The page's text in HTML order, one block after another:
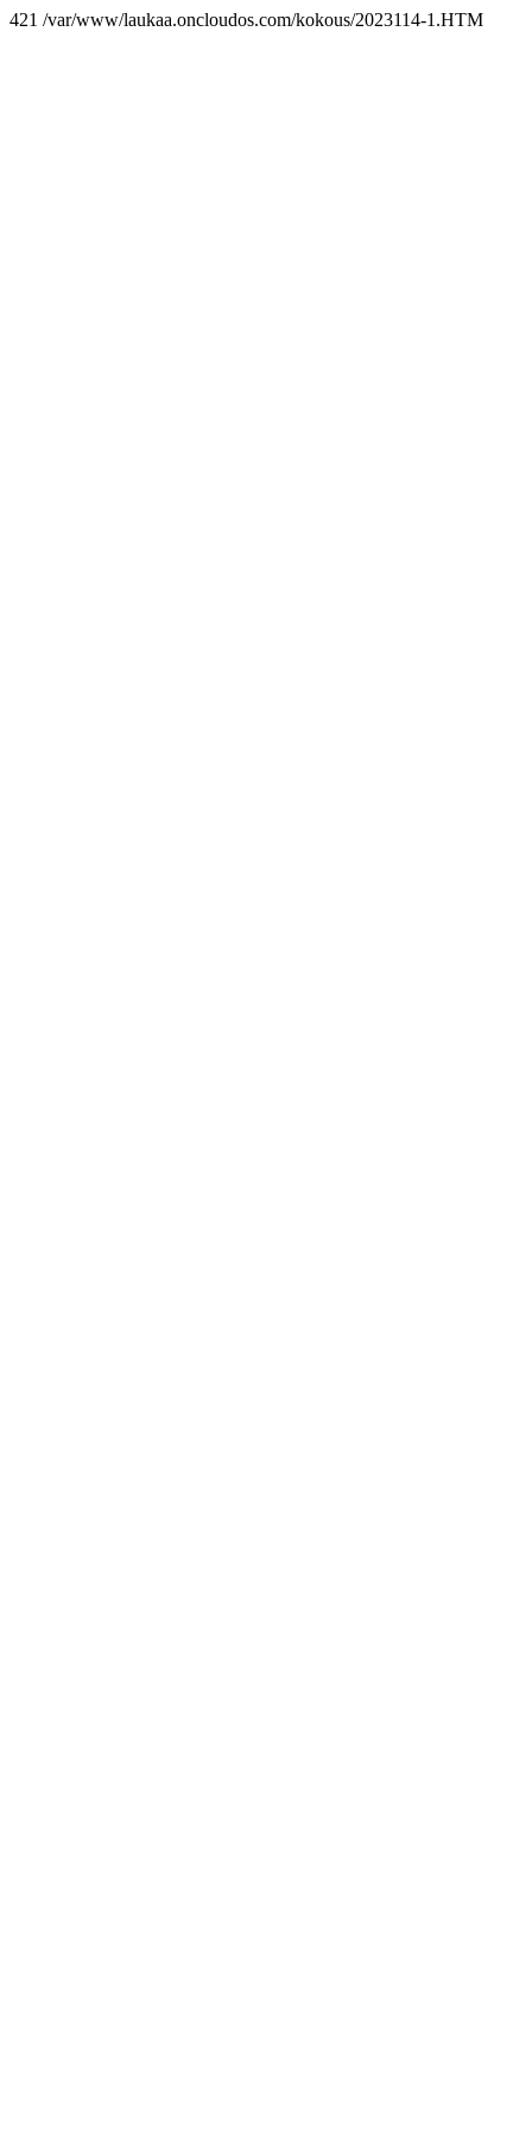
421 /var/www/laukaa.oncloudos.com/kokous/2023114-1.HTM